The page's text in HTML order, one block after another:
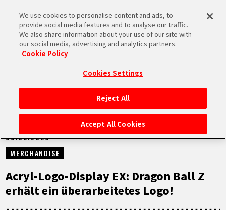
MEN
STARTSEITE
NEUES
HIGHLIGHTS
NEUES
08.06.2026
MERCHANDISE
Acryl-Logo-Display EX: Dragon Ball Z
erhält ein überarbeitetes Logo!
We use cookies to personalise content and ads, to
provide social media features and to analyse our traffic.
We also share information about your use of our site with
our social media, advertising and analytics partners.
Cookie Policy
Cookies Settings
Reject All
Accept All Cookies